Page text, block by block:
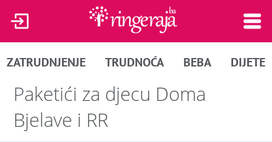
ZATRUDNJENJE TRUDNOĆA BEBA DIJETE
Paketići za djecu Doma
Bjelave i RR